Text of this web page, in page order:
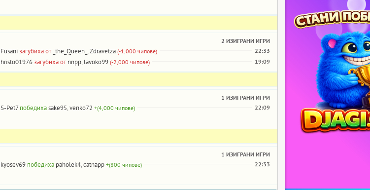
2 ИЗИГРАНИ ИГРИ
Fusaniзагубиха от _the_Queen_ ,Zdravetza (-1,000 чипове) 22:33
hristo01976загубиха от nnpp, lavoko99 (-2,000 чипове) 19:09
1 ИЗИГРАНИ ИГРИ
S-Pet7 победихаsake95,venko72 +(4,000 чипове) 22:09
1 ИЗИГРАНИ ИГРИ
kyosev69 победиха paholek4,catnapp +(800 чипове) 22:33